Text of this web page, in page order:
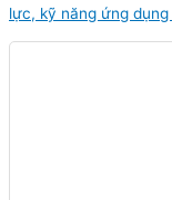
lực, kỹ năng ứng